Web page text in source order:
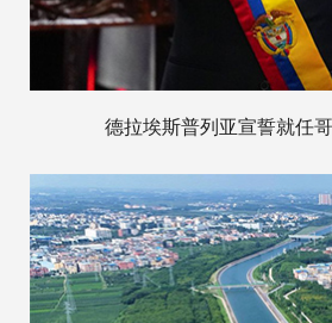
德拉埃斯普列亚宣誓就任